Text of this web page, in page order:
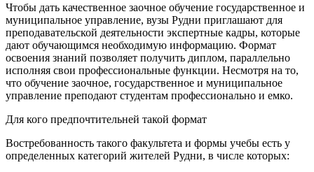
Чтобы дать качественное заочное обучение государственное и
муниципальное управление, вузы Рудни приглашают для
преподавательской деятельности экспертные кадры, которые
дают обучающимся необходимую информацию. Формат
освоения знаний позволяет получить диплом, параллельно
исполняя свои профессиональные функции. Несмотря на то,
что обучение заочное, государственное и муниципальное
управление преподают студентам профессионально и емко.
Для кого предпочтительней такой формат
Востребованность такого факультета и формы учебы есть у
определенных категорий жителей Рудни, в числе которых: